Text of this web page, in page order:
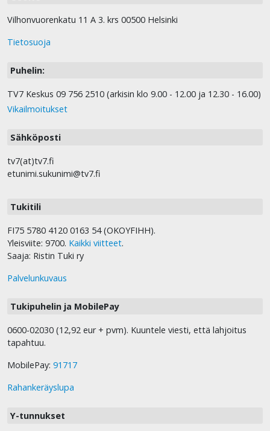
Vilhonvuorenkatu 11 A 3. krs 00500 Helsinki
Tietosuoja
Puhelin:
TV7 Keskus 09 756 2510 (arkisin klo 9.00 - 12.00 ja 12.30 - 16.00)
Vikailmoitukset
Sähköposti
tv7(at)tv7.fi
etunimi.sukunimi@tv7.fi
Tukitili
FI75 5780 4120 0163 54 (OKOYFIHH).
Yleisviite: 9700. Kaikki viitteet.
Saaja: Ristin Tuki ry
Palvelunkuvaus
Tukipuhelin ja MobilePay
0600-02030 (12,92 eur + pvm). Kuuntele viesti, että lahjoitus
tapahtuu.
MobilePay: 91717
Rahankeräyslupa
Y-tunnukset